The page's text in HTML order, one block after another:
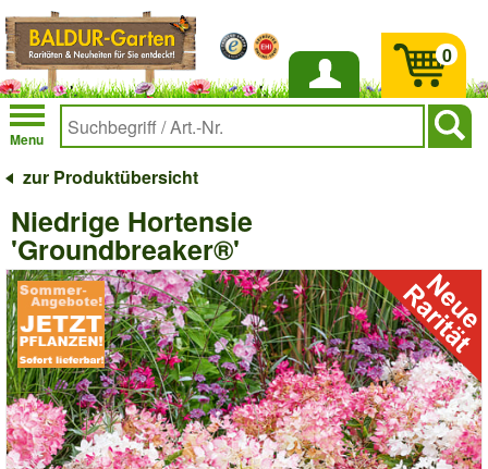
Anmelden
Menu
0
zur Produktübersicht
Niedrige Hortensie
'Groundbreaker®'